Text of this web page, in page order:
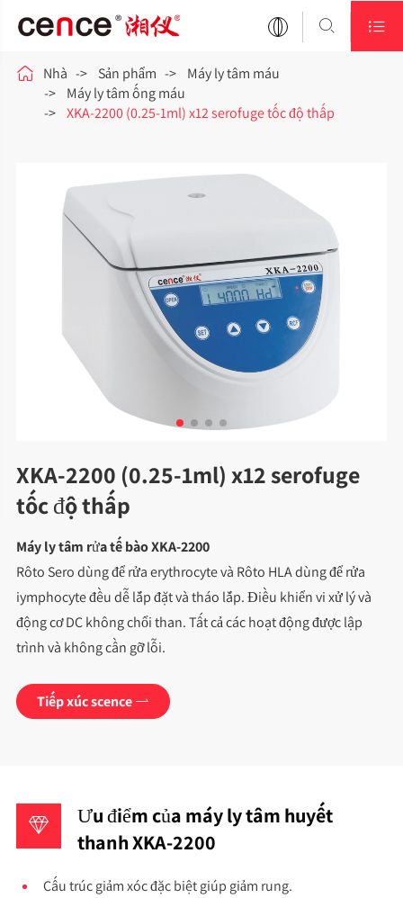
 
 Nhà Sản phẩm
Máy ly tâm máu
Máy ly tâm ống máu
XKA-2200 (0.25-1ml) x12 serofuge tốc độ thấp
XKA-2200 (0.25-1ml) x12 serofuge
tốc độ thấp
Máy ly tâm rửa tế bào XKA-2200
Rôto Sero dùng để rửa erythrocyte và Rôto HLA dùng để rửa
iymphocyte đều dễ lắp đặt và tháo lắp. Điều khiển vi xử lý và
động cơ DC không chổi than. Tất cả các hoạt động được lập
trình và không cần gỡ lỗi.
Tiếp xúc scence 
Ưu điểm của máy ly tâm huyết
thanh XKA-2200
Cấu trúc giảm xóc đặc biệt giúp giảm rung.